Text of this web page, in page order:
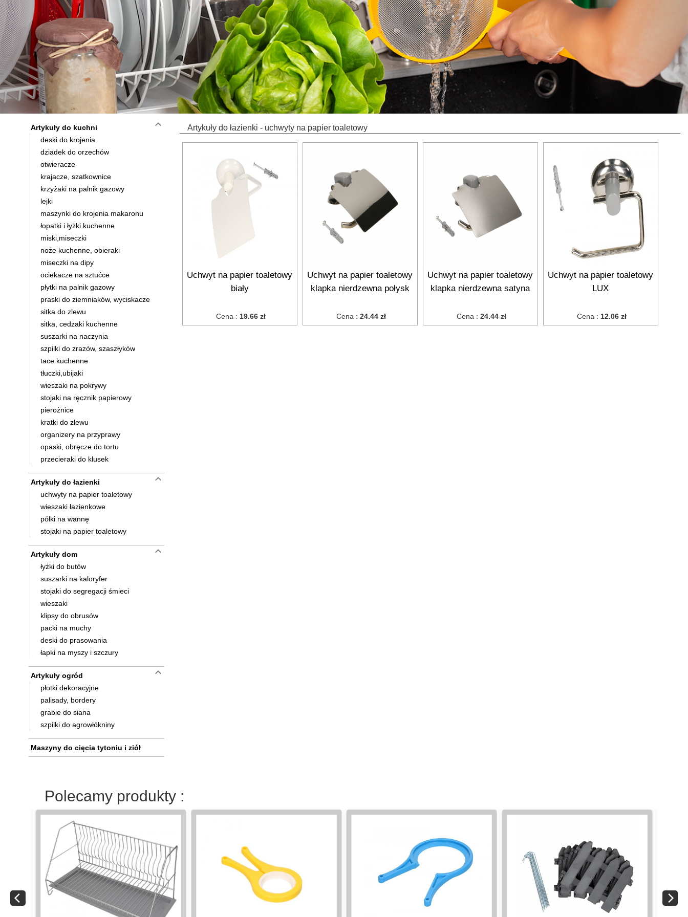
Artykuły do kuchni keyboard_arrow_down
deski do krojenia
dziadek do orzechów
otwieracze
krajacze, szatkownice
krzyżaki na palnik gazowy
lejki
maszynki do krojenia makaronu
łopatki i łyżki kuchenne
miski,miseczki
noże kuchenne, obieraki
miseczki na dipy
ociekacze na sztućce
płytki na palnik gazowy
praski do ziemniaków, wyciskacze
sitka do zlewu
sitka, cedzaki kuchenne
suszarki na naczynia
szpilki do zrazów, szaszłyków
tace kuchenne
tłuczki,ubijaki
wieszaki na pokrywy
stojaki na ręcznik papierowy
pierożnice
kratki do zlewu
organizery na przyprawy
opaski, obręcze do tortu
przecieraki do klusek
Artykuły do łazienki keyboard_arrow_down
uchwyty na papier toaletowy
wieszaki łazienkowe
półki na wannę
stojaki na papier toaletowy
Artykuły dom keyboard_arrow_down
łyżki do butów
suszarki na kaloryfer
stojaki do segregacji śmieci
wieszaki
klipsy do obrusów
packi na muchy
deski do prasowania
łapki na myszy i szczury
Artykuły ogród keyboard_arrow_down
płotki dekoracyjne
palisady, bordery
grabie do siana
szpilki do agrowłókniny
Maszyny do cięcia tytoniu i ziół
Artykuły do łazienki - uchwyty na papier toaletowy
Uchwyt na papier toaletowy
biały
Cena : 19.66 zł
Uchwyt na papier toaletowy
klapka nierdzewna połysk
Cena : 24.44 zł
Uchwyt na papier toaletowy
klapka nierdzewna satyna
Cena : 24.44 zł
Uchwyt na papier toaletowy
LUX
Cena : 12.06 zł
Polecamy produkty :